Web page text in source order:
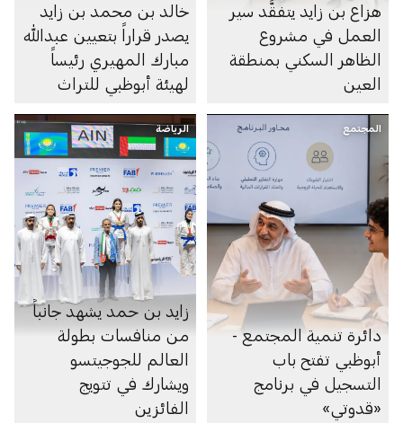
هزاع بن زايد يتفقَّد سير
العمل في مشروع
الظاهر السكني بمنطقة
العين
خالد بن محمد بن زايد
يصدر قراراً بتعيين عبدالله
مبارك المهيري رئيساً
لهيئة أبوظبي للتراث
المجتمع
دائرة تنمية المجتمع -
أبوظبي تفتح باب
التسجيل في برنامج
«قدوتي»
الرياضة
زايد بن حمد يشهد جانباً
من منافسات بطولة
العالم للجوجيتسو
ويشارك في تتويج
الفائزين